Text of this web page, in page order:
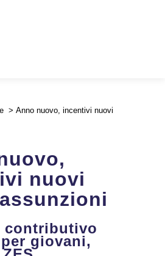
> Anno nuovo, incentivi nuovi
nuovi
contributivo
giovani,